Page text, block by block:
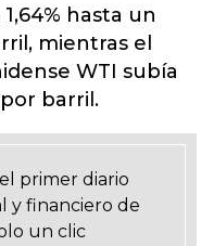
hasta un
mientras el
WTI subía
por barril.
primer diario
y financiero de
un clic